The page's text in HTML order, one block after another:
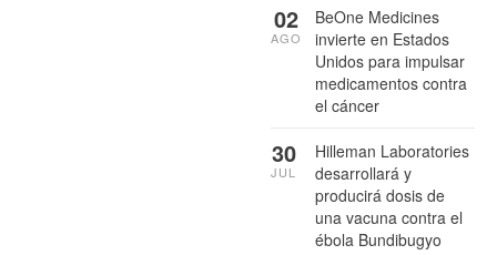
BeOne Medicines
invierte en Estados
Unidos para impulsar
medicamentos contra
el cáncer
02
AGO
Hilleman Laboratories
desarrollará y
producirá dosis de
una vacuna contra el
ébola Bundibugyo
30
JUL